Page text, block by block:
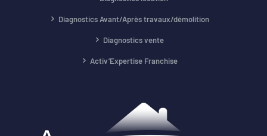
Diagnostics Avant/Après travaux/démolition
Diagnostics vente
Activ’Expertise Franchise